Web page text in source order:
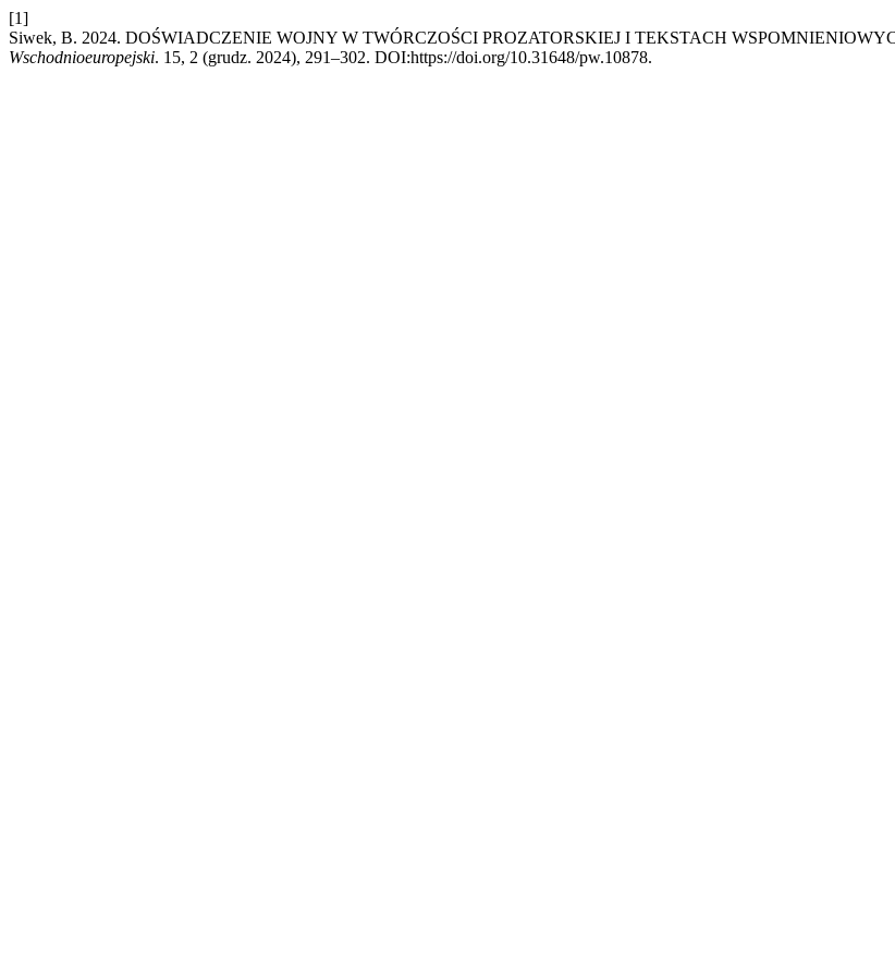
[1]
Siwek, B. 2024. DOŚWIADCZENIE WOJNY W TWÓRCZOŚCI PROZATORSKIEJ I TEKSTACH
Wschodnioeuropejski. 15, 2 (grudz. 2024), 291–302. DOI:https://doi.org/10.31648/pw.10878.